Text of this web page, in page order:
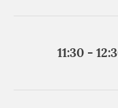
11:30 -